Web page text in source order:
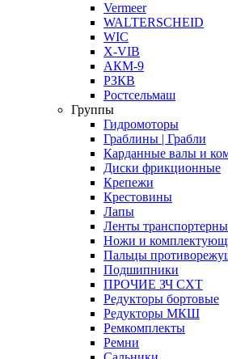
Vermeer
WALTERSCHEID
WIC
X-VIB
АКМ-9
РЗКВ
Ростсельмаш
Группы
Гидромоторы
Граблины | Грабли
Карданные валы и
Диски фрикционные
Крепежи
Крестовины
Лапы
Ленты
Ножи и
Пальцы
Подшипники
ПРОЧИЕ ЗЧ СХТ
Редукторы бортовые
Редукторы МКШ
Ремкомплекты
Ремни